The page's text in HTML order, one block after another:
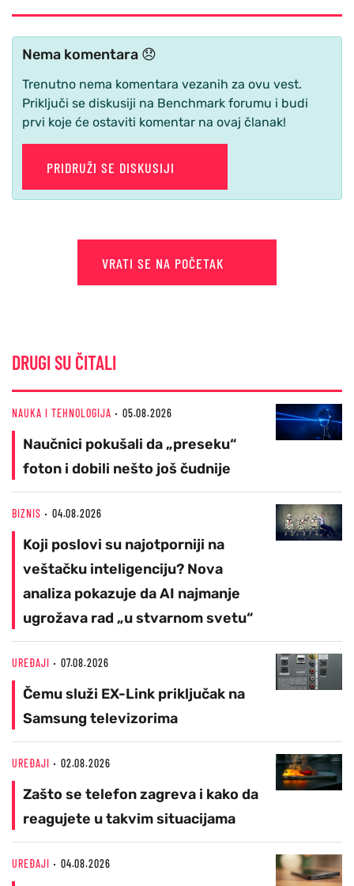
Nema komentara 😞
Trenutno nema komentara vezanih za ovu vest.
Priključi se diskusiji na Benchmark forumu i budi
prvi koje će ostaviti komentar na ovaj članak!
PRIDRUŽI SE DISKUSIJI
VRATI SE NA POČETAK
DRUGI SU ČITALI
NAUKA I TEHNOLOGIJA 05.08.2026
Naučnici pokušali da „preseku“
foton i dobili nešto još čudnije
BIZNIS 04.08.2026
Koji poslovi su najotporniji na
veštačku inteligenciju? Nova
analiza pokazuje da AI najmanje
ugrožava rad „u stvarnom svetu“
UREĐAJI 07.08.2026
Čemu služi EX-Link priključak na
Samsung televizorima
UREĐAJI 02.08.2026
Zašto se telefon zagreva i kako da
reagujete u takvim situacijama
UREĐAJI 04.08.2026